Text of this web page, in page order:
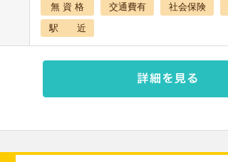
無 資 格 交通費有 社会保険
駅 近